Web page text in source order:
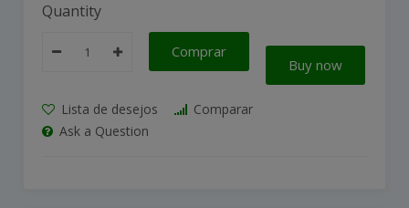
Quantity
Comprar
Buy now
Lista de desejos
Comparar
Ask a Question